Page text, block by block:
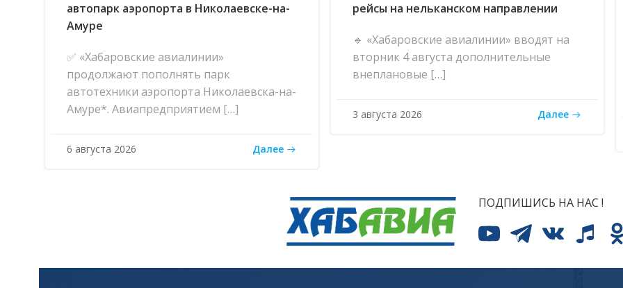
автопарк аэропорта в Николаевске-на-
Амуре
✅ «Хабаровские авиалинии»
продолжают пополнять парк
автотехники аэропорта Николаевска-на-
Амуре*. Авиапредприятием […]
6 августа 2026 Далее
рейсы на нельканском направлении
🔹 «Хабаровские авиалинии» вводят на
вторник 4 августа дополнительные
внеплановые […]
3 августа 2026 Далее
ПОДПИШИСЬ НА НАС !